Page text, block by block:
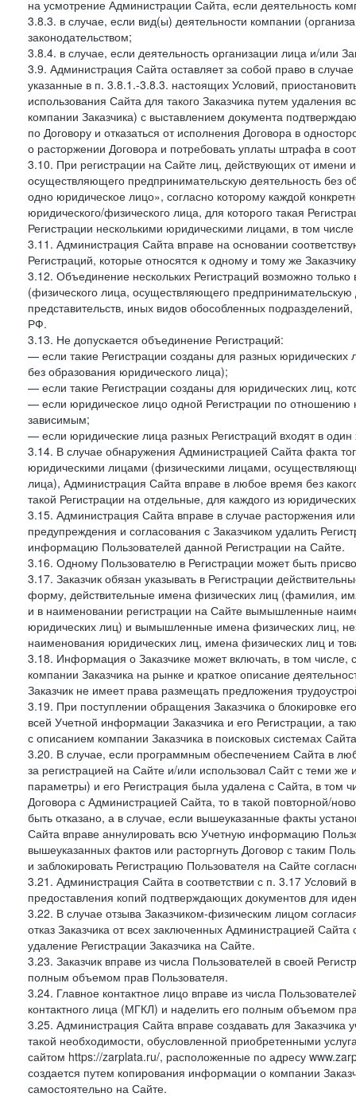
на усмотрение Администрации Сайта, если деятельность
3.8.3. в случае, если вид(ы) деятельности компании
законодательством;
3.8.4. в случае, если деятельность организации лица и/или
3.9. Администрация Сайта оставляет за собой право в
указанные в п. 3.8.1.-3.8.3. настоящих Условий,
использования Сайта для такого Заказчика путем
компании Заказчика) с выставлением документа
по Договору и отказаться от исполнения Договора в
о расторжении Договора и потребовать уплаты штрафа в
3.10. При регистрации на Сайте лиц, действующих от имени
осуществляющего предпринимательскую деятельность без
одно юридическое лицо», согласно которому каждой
юридического/физического лица, для которого такая
Регистрации несколькими юридическими лицами, в том
3.11. Администрация Сайта вправе на основании
Регистраций, которые относятся к одному и тому же
3.12. Объединение нескольких Регистраций возможно
(физического лица, осуществляющего
представительств, иных видов обособленных
РФ.
3.13. Не допускается объединение Регистраций:
— если такие Регистрации созданы для разных
без образования юридического лица);
— если такие Регистрации созданы для юридических лиц,
— если юридическое лицо одной Регистрации по отношению
зависимым;
— если юридические лица разных Регистраций входят в
3.14. В случае обнаружения Администрацией Сайта факта
юридическими лицами (физическими лицами,
лица), Администрация Сайта вправе в любое время без
такой Регистрации на отдельные, для каждого из
3.15. Администрация Сайта вправе в случае расторжения
предупреждения и согласования с Заказчиком удалить
информацию Пользователей данной Регистрации на Сайте.
3.16. Одному Пользователю в Регистрации может быть
3.17. Заказчик обязан указывать в Регистрации
форму, действительные имена физических лиц (фамилия,
и в наименовании регистрации на Сайте вымышленные
юридических лиц) и вымышленные имена физических лиц,
наименования юридических лиц, имена физических лиц и
3.18. Информация о Заказчике может включать, в том
компании Заказчика на рынке и краткое описание
Заказчик не имеет права размещать предложения
3.19. При поступлении обращения Заказчика о блокировке
всей Учетной информации Заказчика и его Регистрации, а
с описанием компании Заказчика в поисковых системах
3.20. В случае, если программным обеспечением Сайта в
за регистрацией на Сайте и/или использовал Сайт с теми
параметры) и его Регистрация была удалена с Сайта, в том
Договора с Администрацией Сайта, то в такой повторной/
быть отказано, а в случае, если вышеуказанные факты
Сайта вправе аннулировать всю Учетную информацию
вышеуказанных фактов или расторгнуть Договор с таким
и заблокировать Регистрацию Пользователя на Сайте
3.21. Администрация Сайта в соответствии с п. 3.17 Условий
предоставления копий подтверждающих документов для
3.22. В случае отзыва Заказчиком-физическим лицом
отказ Заказчика от всех заключенных Администрацией
удаление Регистрации Заказчика на Сайте.
3.23. Заказчик вправе из числа Пользователей в своей
полным объемом прав Пользователя.
3.24. Главное контактное лицо вправе из числа
контактного лица (МГКЛ) и наделить его полным объемом
3.25. Администрация Сайта вправе создавать для
такой необходимости, обусловленной приобретенными
сайтом https://zarplata.ru/, расположенные по адресу
создается путем копирования информации о компании
самостоятельно на Сайте.